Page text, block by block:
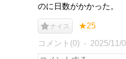
のに日数がかかった。
ナイス ★25
コメント(0) 2025/11/